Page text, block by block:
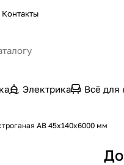
Контакты
Электрика Всё для
AB 45х140х6000 мм